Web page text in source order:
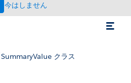
今はしません
SummaryValue クラス